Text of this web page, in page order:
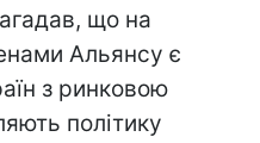
що на
Альянсу є
з ринковою
політику